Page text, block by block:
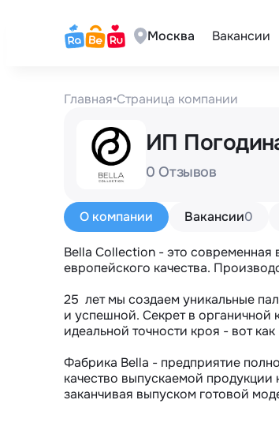
Москва Вакансии
Главная•Страница компании
ИП
0 Отзывов
О компании Вакансии0
Bella Collection - это современная
европейского качества.
25  лет мы создаем уникальные
и успешной. Секрет в органичной
идеальной точности кроя - вот
Фабрика Bella - предприятие
качество выпускаемой продукции
заканчивая выпуском готовой